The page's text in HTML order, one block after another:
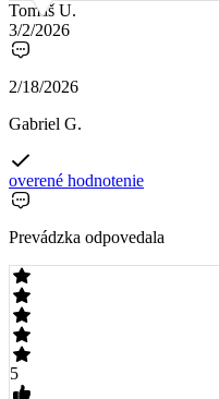
Tomáš U.
3/2/2026
2/18/2026
Gabriel G.
overené hodnotenie
Prevádzka odpovedala
5